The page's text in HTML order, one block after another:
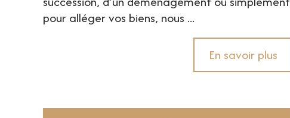
pour alléger vos biens, nous ...
En savoir plus